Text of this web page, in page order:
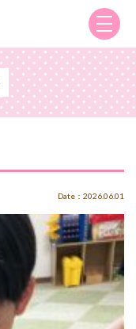
Date：2026.06.01